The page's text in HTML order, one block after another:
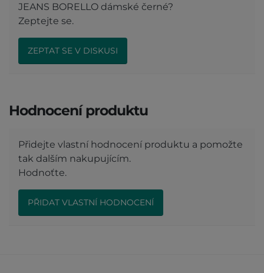
JEANS BORELLO dámské černé?
Zeptejte se.
ZEPTAT SE V DISKUSI
Hodnocení produktu
Přidejte vlastní hodnocení produktu a pomožte
tak dalším nakupujícím.
Hodnoťte.
PŘIDAT VLASTNÍ HODNOCENÍ